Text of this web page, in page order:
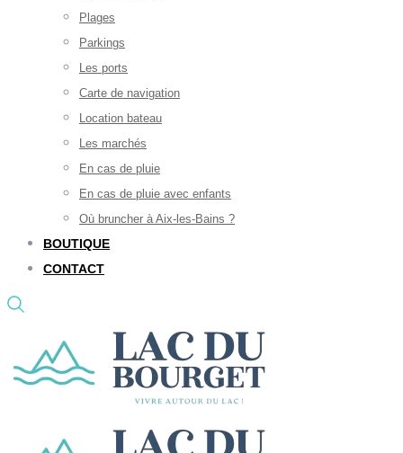
Plages
Parkings
Les ports
Carte de navigation
Location bateau
Les marchés
En cas de pluie
En cas de pluie avec enfants
Où bruncher à Aix-les-Bains ?
BOUTIQUE
CONTACT